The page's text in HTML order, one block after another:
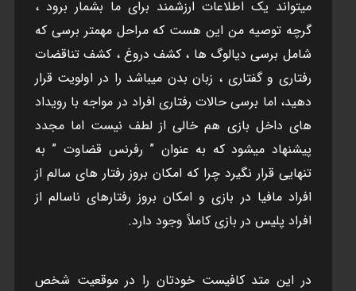
ميتواند يک اطلاعات ارزشمند برای ما بشمار برود ،
گرچه توصيه من اين هست که مراحل مهمتر برسی که
شامل برسی ديالوگ ها ، کشف دروغ ، کشف تناقضات
رفتاری و گفتاری ، زبان بدن ميباشد را در اولويت قرار
دهيد، اما برسی حالات رفتاری افراد در مواجه با رويداد
های داخل بازی هم خالی از لطف نيست اما مجدد
پيشنهاد ميشود که به عنوان ” رفرنس قضاوت ” به
تنهايی قرار نگيرد چرا که امکان بروز رفتار های سالم از
افراد مافيا در بازی و امکان بروز رفتارهای ناسالم از
افراد پليس در بازی کاملاً وجود دارد.
در اين متد کافيست خودتان را در موقعيت شخص